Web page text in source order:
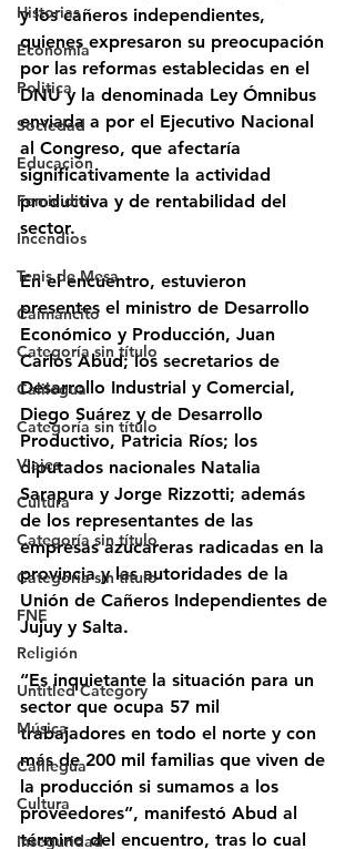
Historias
Economía
Politica
Sociedad
Educación
Femicidio
Incendios
Tenis de Mesa
Caimancito
Categoría sin título
Calilegua
Categoría sin título
Viajes
Cultura
Categoría sin título
Categoría sin título
FNE
Religión
Untitled Category
Música
Calilegua
Cultura
Inseguridad
y los cañeros independientes,
quienes expresaron su preocupación
por las reformas establecidas en el
DNU y la denominada Ley Ómnibus
enviada a por el Ejecutivo Nacional
al Congreso, que afectaría
significativamente la actividad
productiva y de rentabilidad del
sector.
En el encuentro, estuvieron
presentes el ministro de Desarrollo
Económico y Producción, Juan
Carlos Abud; los secretarios de
Desarrollo Industrial y Comercial,
Diego Suárez y de Desarrollo
Productivo, Patricia Ríos; los
diputados nacionales Natalia
Sarapura y Jorge Rizzotti; además
de los representantes de las
empresas azucareras radicadas en la
provincia y las autoridades de la
Unión de Cañeros Independientes de
Jujuy y Salta.
“Es inquietante la situación para un
sector que ocupa 57 mil
trabajadores en todo el norte y con
más de 200 mil familias que viven de
la producción si sumamos a los
proveedores”, manifestó Abud al
término del encuentro, tras lo cual